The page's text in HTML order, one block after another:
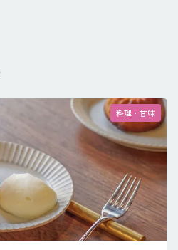
料理・甘味